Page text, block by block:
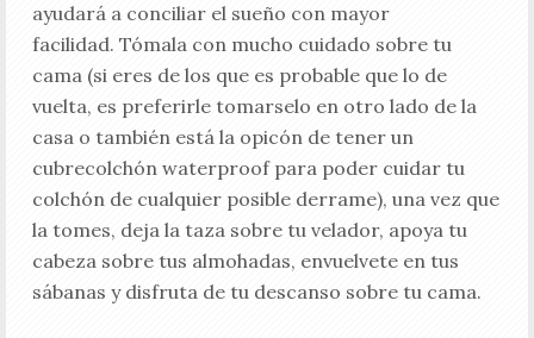
ayudará a conciliar el sueño con mayor
facilidad. Tómala con mucho cuidado sobre tu
cama (si eres de los que es probable que lo de
vuelta, es preferirle tomarselo en otro lado de la
casa o también está la opicón de tener un
cubrecolchón waterproof para poder cuidar tu
colchón de cualquier posible derrame), una vez que
la tomes, deja la taza sobre tu velador, apoya tu
cabeza sobre tus almohadas, envuelvete en tus
sábanas y disfruta de tu descanso sobre tu cama.